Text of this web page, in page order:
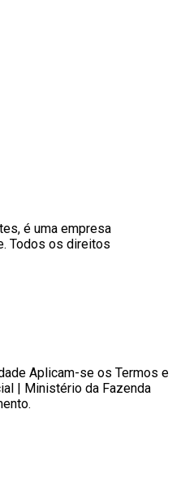
é uma empresa
Todos os direitos
Aplicam-se os Termos e
| Ministério da Fazenda